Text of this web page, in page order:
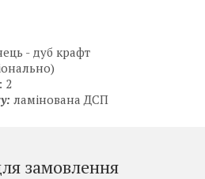
- дуб крафт
2
ламінована ДСП
замовлення